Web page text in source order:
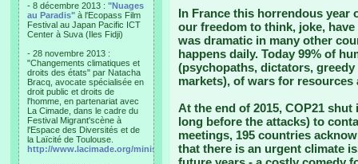
- 8 décembre 2013 : "Nuages
au Paradis" à l'Ecopass Film
Festival au Japan Pacific ICT
Center à Suva (Iles Fidji)
- 28 novembre 2013 :
"Changements climatiques et
droits des états" par Natacha
Bracq, avocate spécialisée en
droit public et droits de
l'homme, en partenariat avec
La Cimade, dans le cadre du
Festival Migrant'scène à
l'Espace des Diversités et de
la Laïcité de Toulouse.
http://www.lacimade.org/minisites/migrantscene
In France this horrendous year
our freedom to think, joke,
was dramatic in many other
happens daily. Today 99% of
(psychopaths, dictators,
markets), of wars for
At the end of 2015, COP21
long before the attacks) to
meetings, 195 countries
that there is an urgent climate